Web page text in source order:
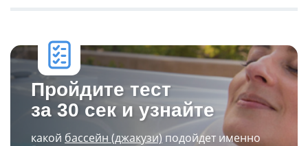
Пройдите тест
за 30 сек и узнайте
какой бассейн (джакузи) подойдет именно